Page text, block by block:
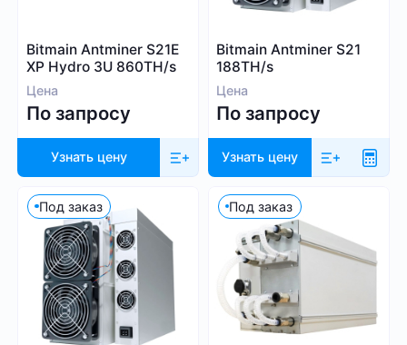
Monacoin (MONA)
MWC-CT31 (MWC)
Radiant (RXD)
Bitcoin SV (BSV)
Monero (XMR)
Iceriver
Innosilicon
iPollo
iBeLink
Ebang
Применить фильтры
Сбросить
Bitmain Antminer S21E
XP Hydro 3U 860TH/s
Цена
По запросу
Узнать цену
Bitmain Antminer S21
188TH/s
Цена
По запросу
Узнать цену
Под заказ Под заказ